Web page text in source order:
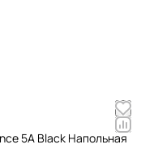
5A Black Напольная